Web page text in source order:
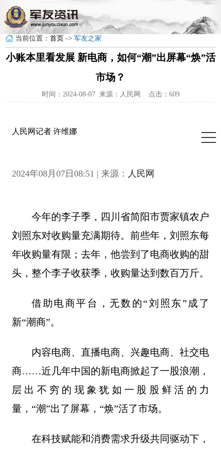
当前位置：首页 ->军友之家
小账本里看发展 新电商，如何“潮”出屏幕“焕”活
市场？
时间：2024-08-07 来源：人民网 点击：609
人民网记者 许维娜
2024年08月07日08:51 | 来源： 人民网
今年的李子季，四川省简阳市贾家镇农户
刘照东对收购量充满期待。前些年，刘照东每
年收购量有限；去年，他尝到了电商收购的甜
头，整个李子收获季，收购量达到数百万斤。
借助电商平台，无数的“刘照东”成了
新“潮商”。
内容电商、直播电商、兴趣电商、社交电
商……近几年中国的新电商掀起了一股浪潮，
层出不穷的现象犹如一股股鲜活的力
量，“潮”出了屏幕，“焕”活了市场。
在科技赋能和消费需求升级共同驱动下，